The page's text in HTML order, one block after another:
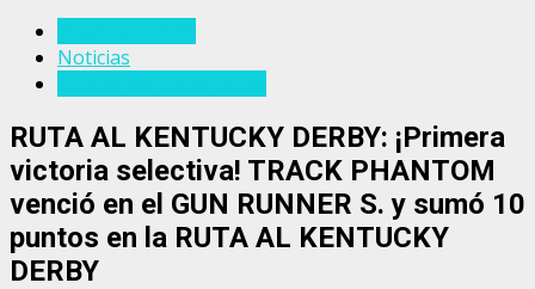
Noticias
RUTA AL KENTUCKY DERBY: ¡Primera
victoria selectiva! TRACK PHANTOM
venció en el GUN RUNNER S. y sumó 10
puntos en la RUTA AL KENTUCKY
DERBY